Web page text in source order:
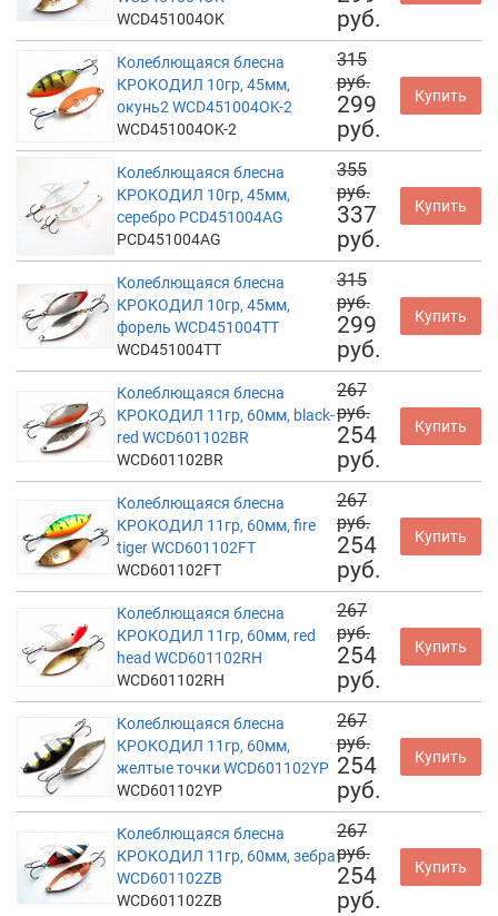
WCD451004OK
руб.
Колеблющаяся блесна
КРОКОДИЛ 10гр, 45мм,
окунь2 WCD451004OK-2
WCD451004OK-2
315
руб.
299
руб.
Купить
Колеблющаяся блесна
КРОКОДИЛ 10гр, 45мм,
серебро PCD451004AG
PCD451004AG
355
руб.
337
руб.
Купить
Колеблющаяся блесна
КРОКОДИЛ 10гр, 45мм,
форель WCD451004TT
WCD451004TT
315
руб.
299
руб.
Купить
Колеблющаяся блесна
КРОКОДИЛ 11гр, 60мм, black-
red WCD601102BR
WCD601102BR
267
руб.
254
руб.
Купить
Колеблющаяся блесна
КРОКОДИЛ 11гр, 60мм, fire
tiger WCD601102FT
WCD601102FT
267
руб.
254
руб.
Купить
Колеблющаяся блесна
КРОКОДИЛ 11гр, 60мм, red
head WCD601102RH
WCD601102RH
267
руб.
254
руб.
Купить
Колеблющаяся блесна
КРОКОДИЛ 11гр, 60мм,
желтые точки WCD601102YP
WCD601102YP
267
руб.
254
руб.
Купить
Колеблющаяся блесна
КРОКОДИЛ 11гр, 60мм, зебра
WCD601102ZB
WCD601102ZB
267
руб.
254
руб.
Купить